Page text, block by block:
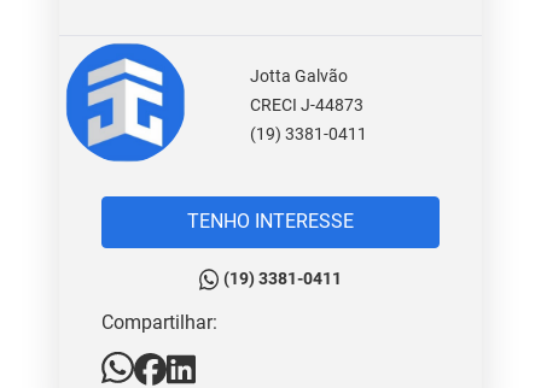
Jotta Galvão
CRECI J-44873
(19) 3381-0411
TENHO INTERESSE
(19) 3381-0411
Compartilhar: